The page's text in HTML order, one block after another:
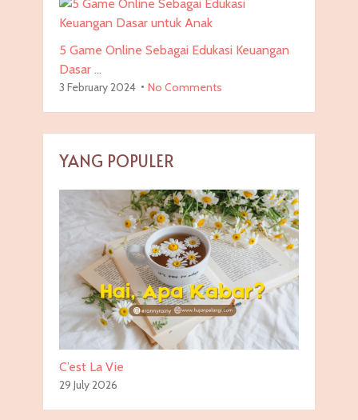
5 Game Online Sebagai Edukasi Keuangan
Dasar …
3 February 2024 No Comments
YANG POPULER
C’est La Vie
29 July 2026